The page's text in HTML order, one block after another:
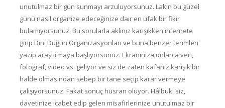
unutulmaz bir gün sunmayı arzuluyorsunuz. Lakin bu güzel
günü nasıl organize edeceğinize dair en ufak bir fikir
bulamıyorsunuz. Bu sorularla aklınız karışıkken internete
girip Dini Düğün Organizasyonları ve buna benzer terimleri
yazıp araştırmaya başlıyorsunuz. Ekranınıza onlarca veri,
fotoğraf, video vs. geliyor ve siz de zaten kafanız karışık bir
halde olmasından sebep bir tane seçip karar vermeye
çalışıyorsunuz. Fakat sonuç hüsran oluyor. Hâlbuki siz,
davetinize icabet edip gelen misafirlerinize unutulmaz bir